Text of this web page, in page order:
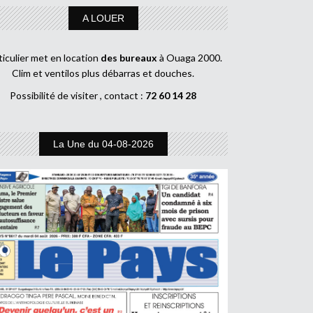
A LOUER
met en location des bureaux à Ouaga 2000.
Clim et ventilos plus débarras et douches.
Possibilité de visiter , contact : 72 60 14 28
La Une du 04-08-2026